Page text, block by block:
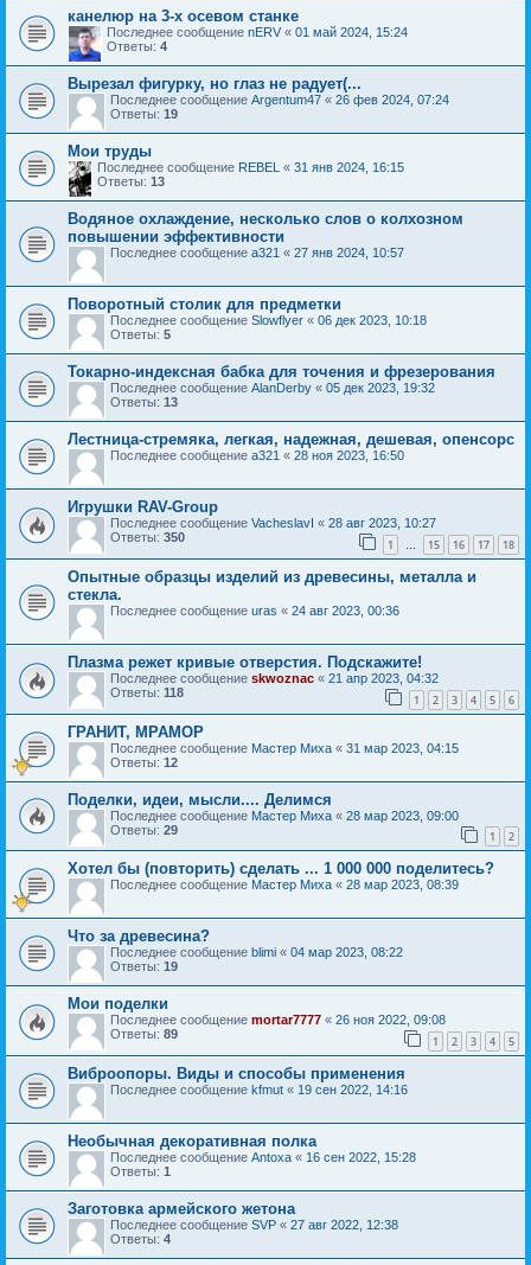
канелюр на 3-х осевом станке
Последнее сообщение nERV « 01 май 2024, 15:24
Ответы: 4
Вырезал фигурку, но глаз не радует(...
Последнее сообщение Argentum47 « 26 фев 2024, 07:24
Ответы: 19
Мои труды
Последнее сообщение REBEL « 31 янв 2024, 16:15
Ответы: 13
Водяное охлаждение, несколько слов о колхозном
повышении эффективности
Последнее сообщение a321 « 27 янв 2024, 10:57
Поворотный столик для предметки
Последнее сообщение Slowflyer « 06 дек 2023, 10:18
Ответы: 5
Токарно-индексная бабка для точения и фрезерования
Последнее сообщение AlanDerby « 05 дек 2023, 19:32
Ответы: 13
Лестница-стремяка, легкая, надежная, дешевая, опенсорс
Последнее сообщение a321 « 28 ноя 2023, 16:50
Игрушки RAV-Group
Последнее сообщение VacheslavI « 28 авг 2023, 10:27
Ответы: 350 1 … 15 16 17 18
Опытные образцы изделий из древесины, металла и
стекла.
Последнее сообщение uras « 24 авг 2023, 00:36
Плазма режет кривые отверстия. Подскажите!
Последнее сообщение skwoznac « 21 апр 2023, 04:32
Ответы: 118 1 2 3 4 5 6
ГРАНИТ, МРАМОР
Последнее сообщение Мастер Миха « 31 мар 2023, 04:15
Ответы: 12
Поделки, идеи, мысли.... Делимся
Последнее сообщение Мастер Миха « 28 мар 2023, 09:00
Ответы: 29 1 2
Хотел бы (повторить) сделать ... 1 000 000 поделитесь?
Последнее сообщение Мастер Миха « 28 мар 2023, 08:39
Что за древесина?
Последнее сообщение blimi « 04 мар 2023, 08:22
Ответы: 19
Мои поделки
Последнее сообщение mortar7777 « 26 ноя 2022, 09:08
Ответы: 89 1 2 3 4 5
Виброопоры. Виды и способы применения
Последнее сообщение kfmut « 19 сен 2022, 14:16
Необычная декоративная полка
Последнее сообщение Antoxa « 16 сен 2022, 15:28
Ответы: 1
Заготовка армейского жетона
Последнее сообщение SVP « 27 авг 2022, 12:38
Ответы: 4